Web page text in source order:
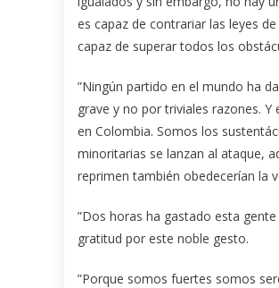
es capaz de contrariar las leyes
capaz de superar todos los
”Ningún partido en el mundo ha
grave y no por triviales razones.
en Colombia. Somos los
minoritarias se lanzan al ataque,
reprimen también obedecerían la
”Dos horas ha gastado esta
gratitud por este noble gesto.
”Porque somos fuertes somos